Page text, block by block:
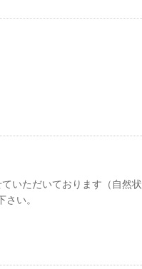
いただいております（自然状
い。